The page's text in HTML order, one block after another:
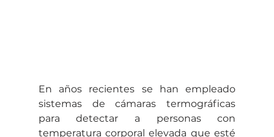
En años recientes se han empleado
sistemas de cámaras termográficas
para detectar a personas con
temperatura corporal elevada que esté